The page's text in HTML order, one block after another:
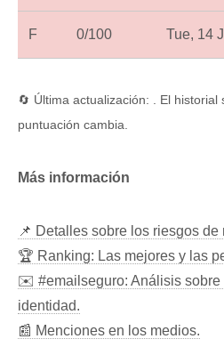
F 0/100 Tue, 14
🔄 Última actualización: . El historial
puntuación cambia.
Más información
📌 Detalles sobre los riesgos
🏆 Ranking: Las mejores y las
✉️ #emailseguro: Análisis sobre
identidad.
📰 Menciones en los medios.